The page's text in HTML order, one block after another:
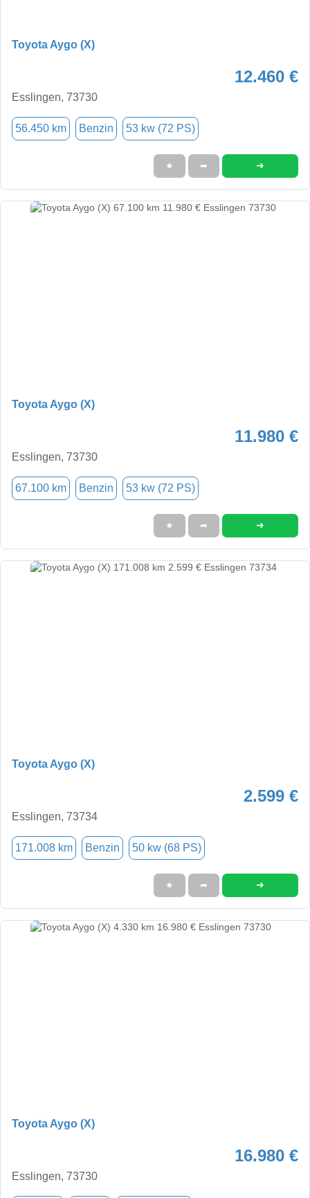
Toyota Aygo (X)
12.460 €
Esslingen, 73730
56.450 km Benzin 53 kw (72 PS)
★ ➦ ➜
Toyota Aygo (X)
11.980 €
Esslingen, 73730
67.100 km Benzin 53 kw (72 PS)
★ ➦ ➜
Toyota Aygo (X)
2.599 €
Esslingen, 73734
171.008 km Benzin 50 kw (68 PS)
★ ➦ ➜
Toyota Aygo (X)
16.980 €
Esslingen, 73730